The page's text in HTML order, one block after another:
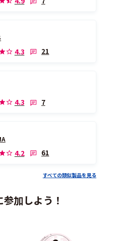
4.3 21
4.3 7
4.2 61
すべての類似製品を見る
加しよう！